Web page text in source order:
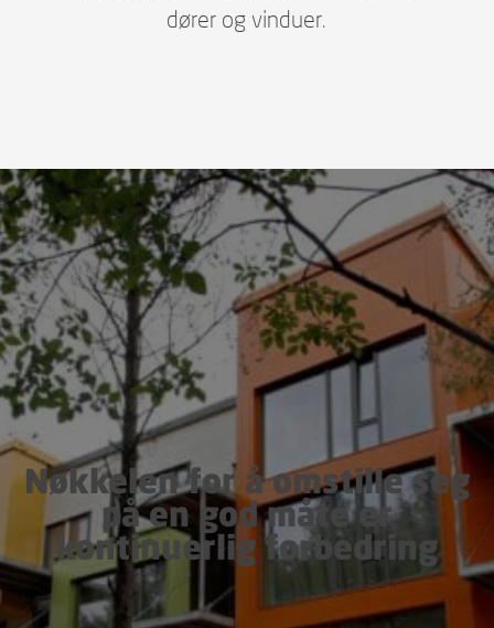
dører og vinduer.
Nøkkelen for å omstille seg
på en god måte er
kontinuerlig forbedring